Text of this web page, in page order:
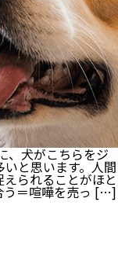
、犬がこちらをジ
と思います。人間
られることがほと
う＝喧嘩を売っ […]